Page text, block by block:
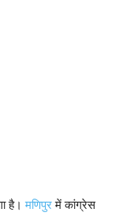
है।मणिपुरमें कांग्रेस